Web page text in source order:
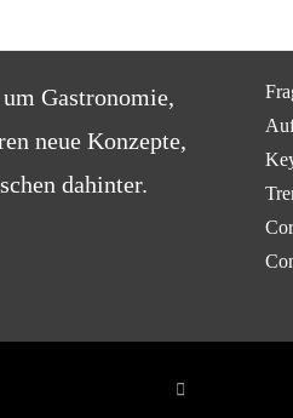
Gastronomie,
neue Konzepte,
dahinter.